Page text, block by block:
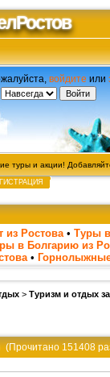
войдите или
туры и акции!
из Ростова • Туры
в Болгарию из
•
> Туризм и отдых
(Прочитано 151408